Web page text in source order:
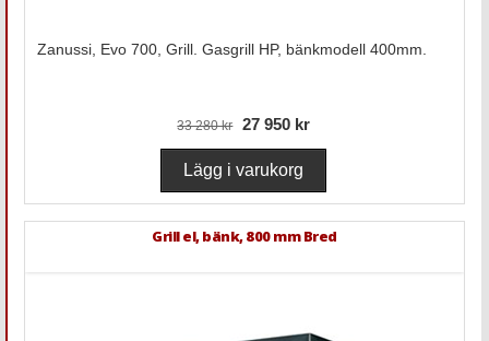
Zanussi, Evo 700, Grill. Gasgrill HP, bänkmodell 400mm.
33 280 kr 27 950 kr
Grill el, bänk, 800 mm Bred